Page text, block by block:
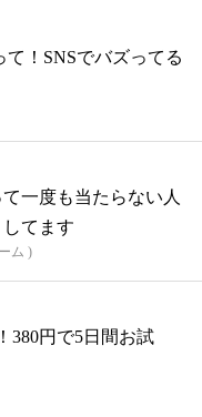
て！SNSでバズってる
一度も当たらない人
てます
ム )
380円で5日間お試